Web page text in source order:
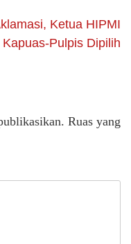
Ketua HIPMI
Kapuas-Pulpis Dipilih
Ruas yang